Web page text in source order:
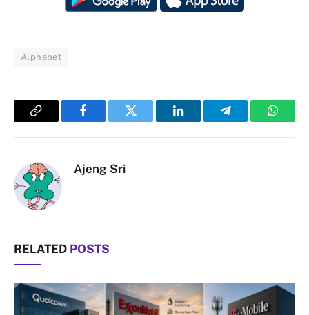
Alphabet
Copy
FacebookTwitter LinkedInTelegram
Ajeng Sri
RELATED POSTS